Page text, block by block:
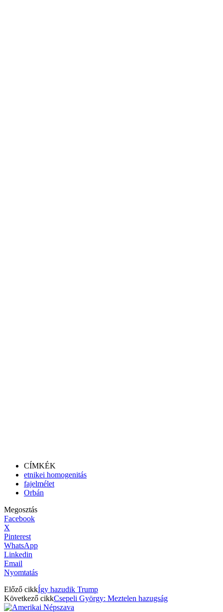
CÍMKÉK
etnikei homogenitás
fajelmélet
Orbán
Megosztás
Facebook
X
Pinterest
WhatsApp
Linkedin
Email
Nyomtatás
Előző cikkÍgy hazudik Trump
Következő cikkCsepeli György: Meztelen hazugság